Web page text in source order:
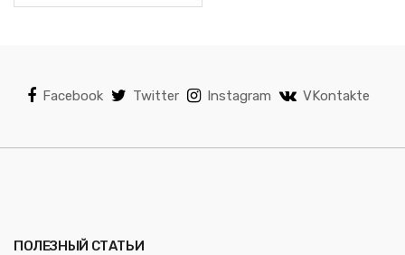
Facebook Twitter Instagram VKontakte
ПОЛЕЗНЫЙ СТАТЬИ